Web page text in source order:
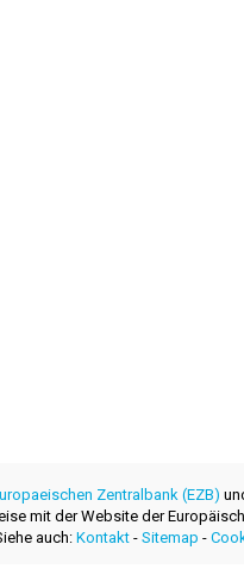
Zentralbank (EZB)
mit der Website der
auch: Kontakt- Sitemap -